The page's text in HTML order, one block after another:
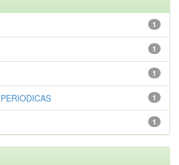
1
1
1
1
1